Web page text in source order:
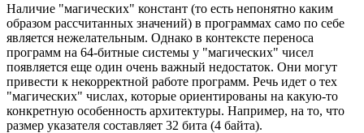
Наличие "магических" констант (то есть непонятно каким
образом рассчитанных значений) в программах само по себе
является нежелательным. Однако в контексте переноса
программ на 64-битные системы у "магических" чисел
появляется еще один очень важный недостаток. Они могут
привести к некорректной работе программ. Речь идет о тех
"магических" числах, которые ориентированы на какую-то
конкретную особенность архитектуры. Например, на то, что
размер указателя составляет 32 бита (4 байта).